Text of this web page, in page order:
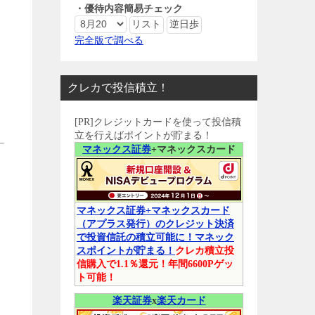
・優待内容簡易チェック
完全版で調べる
クレカで投信積立！
[PR]クレジットカードを使って投信積
立を行えばポイントが貯まる！
マネックス証券+マネックスカード
マネックス証券+マネックスカード
（アプラス発行）のクレジット決済
で投資信託の積立可能に！マネック
スポイントが貯まる！ クレカ積立投
信購入で1.1％還元！年間6600Pゲッ
ト可能！
楽天証券x楽天カード